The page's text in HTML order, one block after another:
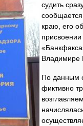
судить
краю, его
Владимире
По данным
фиктивно